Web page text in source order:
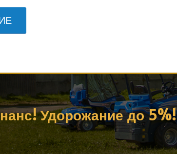
Удорожание до 5%!